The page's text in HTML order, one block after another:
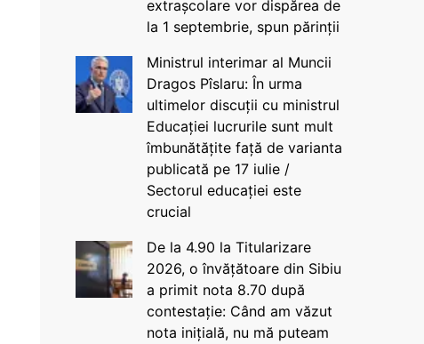
extrașcolare vor dispărea de
la 1 septembrie, spun părinții
Ministrul interimar al Muncii
Dragos Pîslaru: În urma
ultimelor discuții cu ministrul
Educației lucrurile sunt mult
îmbunătățite față de varianta
publicată pe 17 iulie /
Sectorul educației este
crucial
De la 4.90 la Titularizare
2026, o învățătoare din Sibiu
a primit nota 8.70 după
contestație: Când am văzut
nota inițială, nu mă puteam